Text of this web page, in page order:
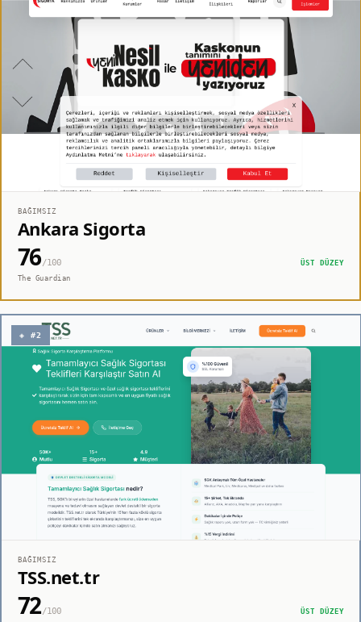
BAĞIMSIZ
Ankara Sigorta
76/100
ÜST DÜZEY
The Guardian
◈ #2
BAĞIMSIZ
TSS.net.tr
72/100 ÜST DÜZEY